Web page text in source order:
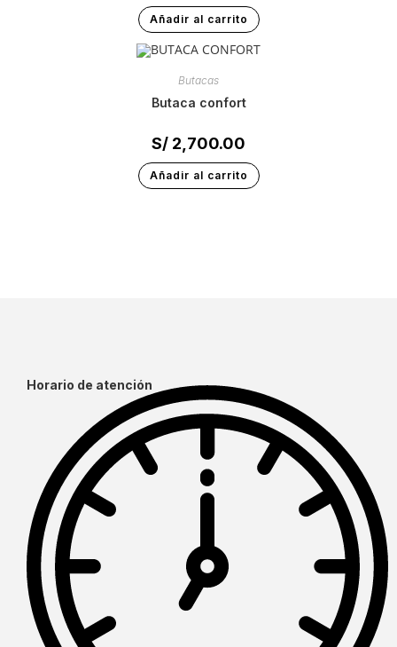
Añadir al carrito
Butacas
butaca confort
S/ 2,700.00
Añadir al carrito
Horario de atención